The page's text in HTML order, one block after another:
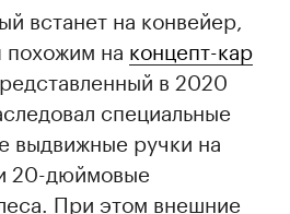
встанет на конвейер,
похожим на концепт-кар
в 2020
специальные
выдвижные ручки на
20-дюймовые
При этом внешние